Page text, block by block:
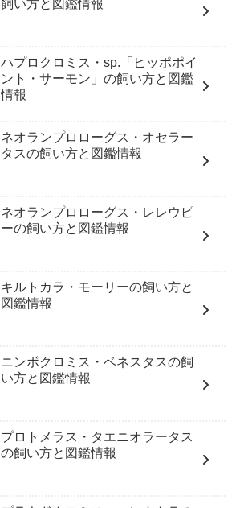
飼い方と図鑑情報
ハプロクロミス・sp.「ヒッポポイ
ント・サーモン」の飼い方と図鑑
情報
ネオランプロローグス・オセラー
タスの飼い方と図鑑情報
ネオランプロローグス・レレウピ
ーの飼い方と図鑑情報
キルトカラ・モーリーの飼い方と
図鑑情報
ニンボクロミス・ベネスタスの飼
い方と図鑑情報
プロトメラス・タエニオラータス
の飼い方と図鑑情報